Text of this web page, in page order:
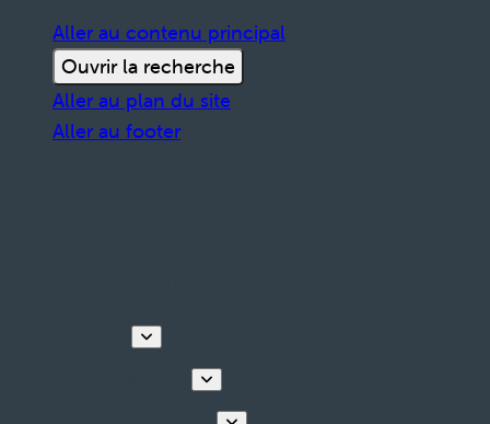
Aller au contenu principal
Ouvrir la recherche
Aller au plan du site
Aller au footer